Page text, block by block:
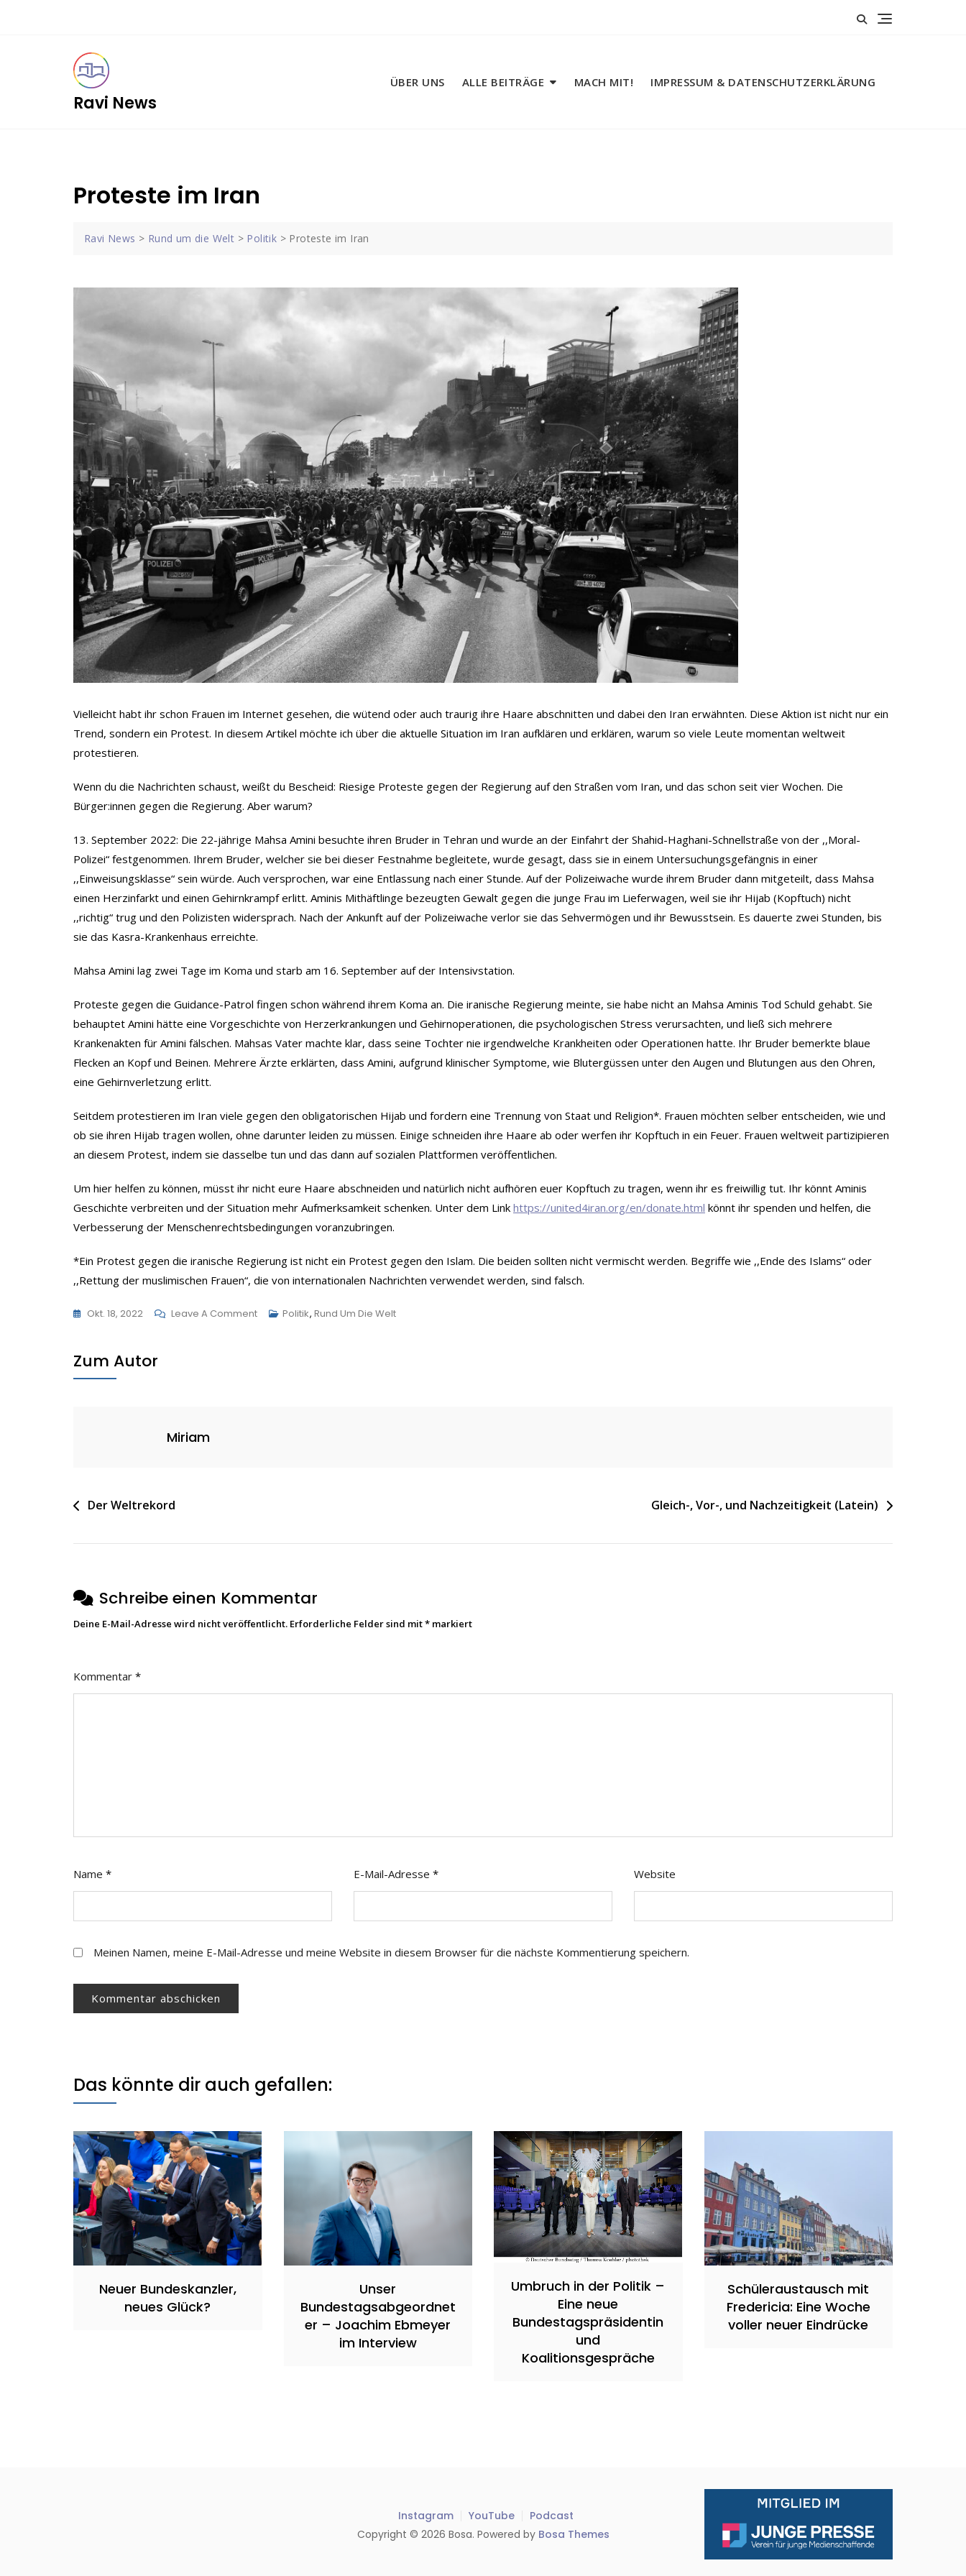
Ravi News
ÜBER UNS ALLE BEITRÄGE MACH MIT! IMPRESSUM & DATENSCHUTZERKLÄRUNG
Proteste im Iran
Ravi News > Rund um die Welt > Politik > Proteste im Iran
Vielleicht habt ihr schon Frauen im Internet gesehen, die wütend oder auch traurig ihre Haare abschnitten und dabei den Iran erwähnten. Diese Aktion ist nicht nur ein
Trend, sondern ein Protest. In diesem Artikel möchte ich über die aktuelle Situation im Iran aufklären und erklären, warum so viele Leute momentan weltweit
protestieren.
Wenn du die Nachrichten schaust, weißt du Bescheid: Riesige Proteste gegen der Regierung auf den Straßen vom Iran, und das schon seit vier Wochen. Die
Bürger:innen gegen die Regierung. Aber warum?
13. September 2022: Die 22-jährige Mahsa Amini besuchte ihren Bruder in Tehran und wurde an der Einfahrt der Shahid-Haghani-Schnellstraße von der ,,Moral-
Polizei“ festgenommen. Ihrem Bruder, welcher sie bei dieser Festnahme begleitete, wurde gesagt, dass sie in einem Untersuchungsgefängnis in einer
,,Einweisungsklasse“ sein würde. Auch versprochen, war eine Entlassung nach einer Stunde. Auf der Polizeiwache wurde ihrem Bruder dann mitgeteilt, dass Mahsa
einen Herzinfarkt und einen Gehirnkrampf erlitt. Aminis Mithäftlinge bezeugten Gewalt gegen die junge Frau im Lieferwagen, weil sie ihr Hijab (Kopftuch) nicht
,,richtig“ trug und den Polizisten widersprach. Nach der Ankunft auf der Polizeiwache verlor sie das Sehvermögen und ihr Bewusstsein. Es dauerte zwei Stunden, bis
sie das Kasra-Krankenhaus erreichte.
Mahsa Amini lag zwei Tage im Koma und starb am 16. September auf der Intensivstation.
Proteste gegen die Guidance-Patrol fingen schon während ihrem Koma an. Die iranische Regierung meinte, sie habe nicht an Mahsa Aminis Tod Schuld gehabt. Sie
behauptet Amini hätte eine Vorgeschichte von Herzerkrankungen und Gehirnoperationen, die psychologischen Stress verursachten, und ließ sich mehrere
Krankenakten für Amini fälschen. Mahsas Vater machte klar, dass seine Tochter nie irgendwelche Krankheiten oder Operationen hatte. Ihr Bruder bemerkte blaue
Flecken an Kopf und Beinen. Mehrere Ärzte erklärten, dass Amini, aufgrund klinischer Symptome, wie Blutergüssen unter den Augen und Blutungen aus den Ohren,
eine Gehirnverletzung erlitt.
Seitdem protestieren im Iran viele gegen den obligatorischen Hijab und fordern eine Trennung von Staat und Religion*. Frauen möchten selber entscheiden, wie und
ob sie ihren Hijab tragen wollen, ohne darunter leiden zu müssen. Einige schneiden ihre Haare ab oder werfen ihr Kopftuch in ein Feuer. Frauen weltweit partizipieren
an diesem Protest, indem sie dasselbe tun und das dann auf sozialen Plattformen veröffentlichen.
Um hier helfen zu können, müsst ihr nicht eure Haare abschneiden und natürlich nicht aufhören euer Kopftuch zu tragen, wenn ihr es freiwillig tut. Ihr könnt Aminis
Geschichte verbreiten und der Situation mehr Aufmerksamkeit schenken. Unter dem Link https://united4iran.org/en/donate.html könnt ihr spenden und helfen, die
Verbesserung der Menschenrechtsbedingungen voranzubringen.
*Ein Protest gegen die iranische Regierung ist nicht ein Protest gegen den Islam. Die beiden sollten nicht vermischt werden. Begriffe wie ,,Ende des Islams“ oder
,,Rettung der muslimischen Frauen“, die von internationalen Nachrichten verwendet werden, sind falsch.
Okt. 18, 2022 Leave A CommentOn
Politik, Rund Um Die Welt
Zum Autor
Miriam
Beitragsnavigation
Der Weltrekord Gleich-, Vor-, und Nachzeitigkeit (Latein)
Schreibe einen Kommentar
Deine E-Mail-Adresse wird nicht veröffentlicht. Erforderliche Felder sind mit* markiert
Kommentar *
Name * E-Mail-Adresse * Website
Meinen Namen, meine E-Mail-Adresse und meine Website in diesem Browser für die nächste Kommentierung speichern.
Das könnte dir auch gefallen:
Neuer Bundeskanzler,
neues Glück?
Unser
Bundestagsabgeordnet
er – Joachim Ebmeyer
im Interview
Umbruch in der Politik –
Eine neue
Bundestagspräsidentin
und
Koalitionsgespräche
Schüleraustausch mit
Fredericia: Eine Woche
voller neuer Eindrücke
Instagram YouTube
Podcast
Copyright © 2026 Bosa. Powered by Bosa Themes